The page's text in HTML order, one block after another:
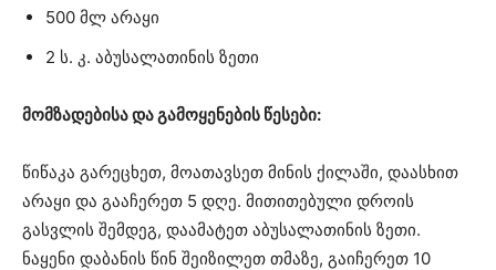
500 მლ არაყი
2 ს. კ. აბუსალათინის ზეთი
მომზადებისა და გამოყენების წესები:
წიწაკა გარეცხეთ, მოათავსეთ მინის ქილაში, დაასხით
არაყი და გააჩერეთ 5 დღე. მითითებული დროის
გასვლის შემდეგ, დაამატეთ აბუსალათინის ზეთი.
ნაყენი დაბანის წინ შეიზილეთ თმაზე, გაიჩერეთ 10